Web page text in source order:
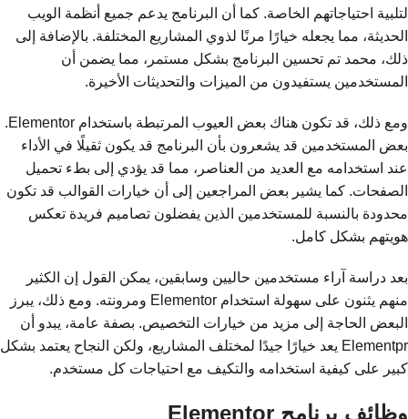
لتلبية احتياجاتهم الخاصة. كما أن البرنامج يدعم جميع أنظمة الويب
الحديثة، مما يجعله خيارًا مرنًا لذوي المشاريع المختلفة. بالإضافة إلى
ذلك، محمد تم تحسين البرنامج بشكل مستمر، مما يضمن أن
المستخدمين يستفيدون من الميزات والتحديثات الأخيرة.
ومع ذلك، قد تكون هناك بعض العيوب المرتبطة باستخدام Elementor.
بعض المستخدمين قد يشعرون بأن البرنامج قد يكون ثقيلًا في الأداء
عند استخدامه مع العديد من العناصر، مما قد يؤدي إلى بطء تحميل
الصفحات. كما يشير بعض المراجعين إلى أن خيارات القوالب قد تكون
محدودة بالنسبة للمستخدمين الذين يفضلون تصاميم فريدة تعكس
هويتهم بشكل كامل.
بعد دراسة آراء مستخدمين حاليين وسابقين، يمكن القول إن الكثير
منهم يثنون على سهولة استخدام Elementor ومرونته. ومع ذلك، يبرز
البعض الحاجة إلى مزيد من خيارات التخصيص. بصفة عامة، يبدو أن
Elementpr يعد خيارًا جيدًا لمختلف المشاريع، ولكن النجاح يعتمد بشكل
كبير على كيفية استخدامه والتكيف مع احتياجات كل مستخدم.
وظائف برنامج Elementor